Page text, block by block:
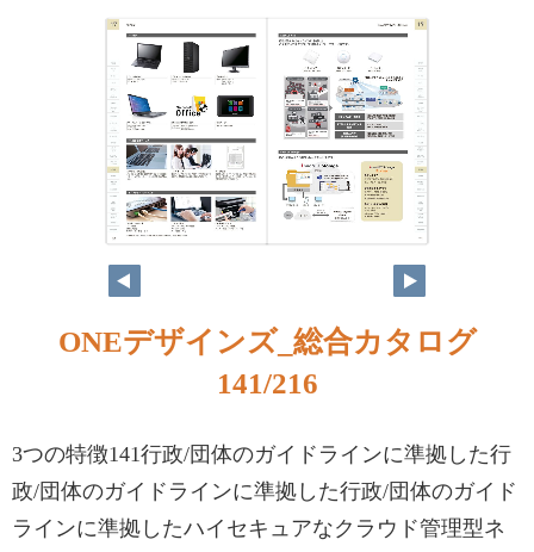
ONEデザインズ_総合カタログ
141/216
3つの特徴141行政/団体のガイドラインに準拠した行
政/団体のガイドラインに準拠した行政/団体のガイド
ラインに準拠したハイセキュアなクラウド管理型ネ